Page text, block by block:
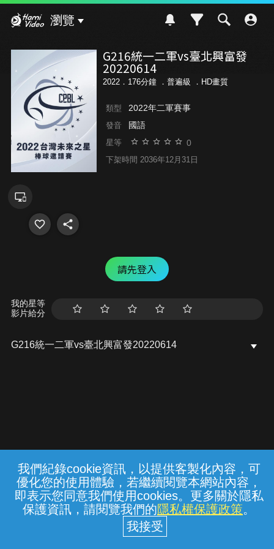
我們紀錄cookie資訊，以提供客製化內容，可
優化您的使用體驗，若繼續閱覽本網站內容，
即表示您同意我們使用cookies。更多關於隱私
保護資訊，請閱覽我們的隱私權保護政策。
瀏覽
G216統一二軍vs臺北興富發
20220614
2022．176分鐘 ． 普遍級 ．HD畫質
類型 2022年二軍賽事
發音 國語
星等 0
下架時間 2036年12月31日
請先登入
我的星等
影片給分
G216統一二軍vs臺北興富發20220614
常見問題 線上客服 服務條款 隱私權保護
中華電信股份有限公司個人家庭分公司
(統一編號：96979949) © 2026
{{notifyMsg}}